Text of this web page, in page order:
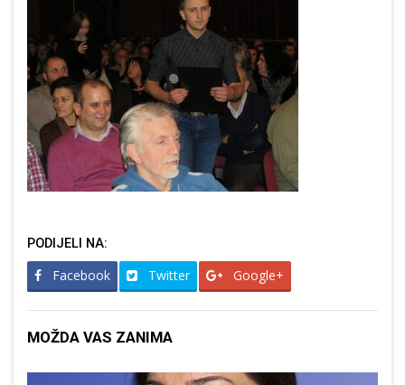
PODIJELI NA:
Facebook Twitter Google+
MOŽDA VAS ZANIMA